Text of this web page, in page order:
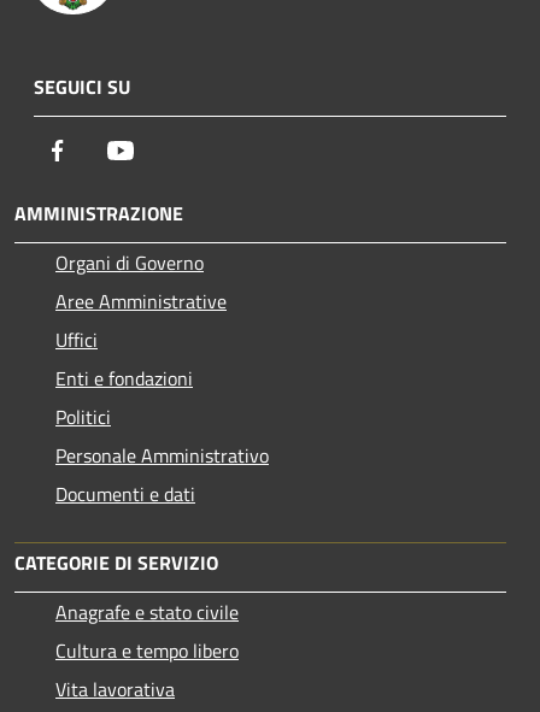
SEGUICI SU
Facebook
AMMINISTRAZIONE
Organi di Governo
Aree Amministrative
Uffici
Enti e fondazioni
Politici
Personale Amministrativo
Documenti e dati
CATEGORIE DI SERVIZIO
Anagrafe e stato civile
Cultura e tempo libero
Vita lavorativa